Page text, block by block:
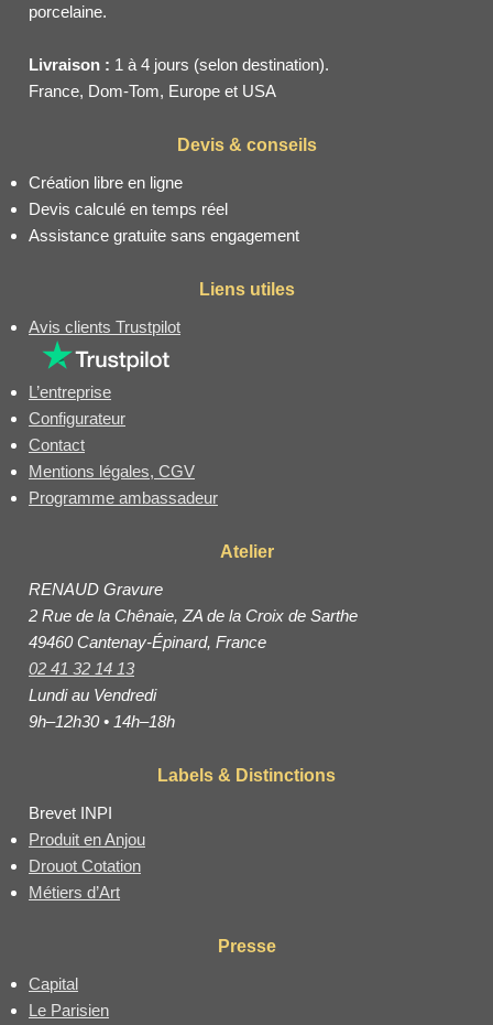
porcelaine.
Livraison : 1 à 4 jours (selon destination).
France, Dom-Tom, Europe et USA
Devis & conseils
Création libre en ligne
Devis calculé en temps réel
Assistance gratuite sans engagement
Liens utiles
Avis clients Trustpilot
L’entreprise
Configurateur
Contact
Mentions légales, CGV
Programme ambassadeur
Atelier
RENAUD Gravure
2 Rue de la Chênaie, ZA de la Croix de Sarthe
49460 Cantenay-Épinard, France
02 41 32 14 13
Lundi au Vendredi
9h–12h30 • 14h–18h
Labels & Distinctions
Brevet INPI
Produit en Anjou
Drouot Cotation
Métiers d’Art
Presse
Capital
Le Parisien